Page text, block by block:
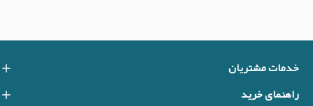
خدمات مشتریان
راهنمای خرید